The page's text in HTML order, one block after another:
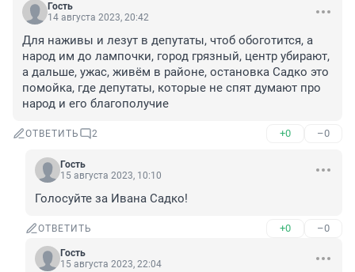
Гость
14 августа 2023, 20:42
Для наживы и лезут в депутаты, чтоб обоготится, а
народ им до лампочки, город грязный, центр убирают,
а дальше, ужас, живём в районе, остановка Садко это
помойка, где депутаты, которые не спят думают про
народ и его благополучие
ОТВЕТИТЬ 2 +0 –0
Гость
15 августа 2023, 10:10
Голосуйте за Ивана Садко!
ОТВЕТИТЬ +0 –0
Гость
15 августа 2023, 22:04